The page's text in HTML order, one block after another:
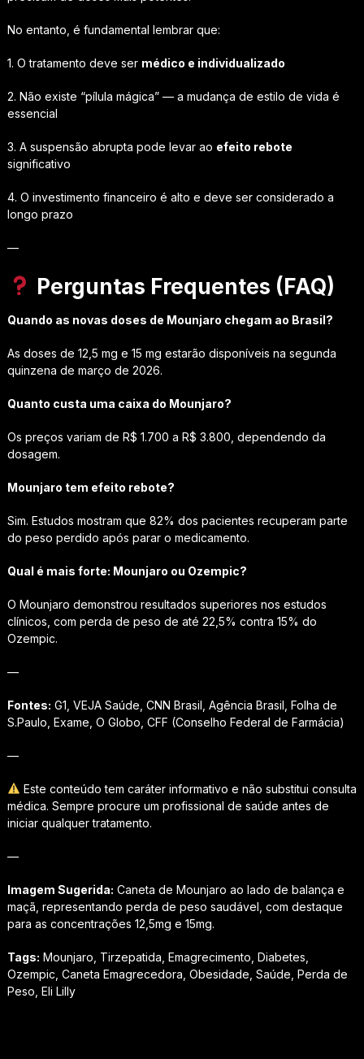
No entanto, é fundamental lembrar que:
1. O tratamento deve ser médico e individualizado
2. Não existe “pílula mágica” — a mudança de estilo de vida é
essencial
3. A suspensão abrupta pode levar ao efeito rebote
significativo
4. O investimento financeiro é alto e deve ser considerado a
longo prazo
—
Perguntas Frequentes (FAQ)
Quando as novas doses de Mounjaro chegam ao Brasil?
As doses de 12,5 mg e 15 mg estarão disponíveis na segunda
quinzena de março de 2026.
Quanto custa uma caixa do Mounjaro?
Os preços variam de R$ 1.700 a R$ 3.800, dependendo da
dosagem.
Mounjaro tem efeito rebote?
Sim. Estudos mostram que 82% dos pacientes recuperam parte
do peso perdido após parar o medicamento.
Qual é mais forte: Mounjaro ou Ozempic?
O Mounjaro demonstrou resultados superiores nos estudos
clínicos, com perda de peso de até 22,5% contra 15% do
Ozempic.
—
Fontes: G1, VEJA Saúde, CNN Brasil, Agência Brasil, Folha de
S.Paulo, Exame, O Globo, CFF (Conselho Federal de Farmácia)
—
Este conteúdo tem caráter informativo e não substitui consulta
médica. Sempre procure um profissional de saúde antes de
iniciar qualquer tratamento.
—
Imagem Sugerida: Caneta de Mounjaro ao lado de balança e
maçã, representando perda de peso saudável, com destaque
para as concentrações 12,5mg e 15mg.
Tags: Mounjaro, Tirzepatida, Emagrecimento, Diabetes,
Ozempic, Caneta Emagrecedora, Obesidade, Saúde, Perda de
Peso, Eli Lilly